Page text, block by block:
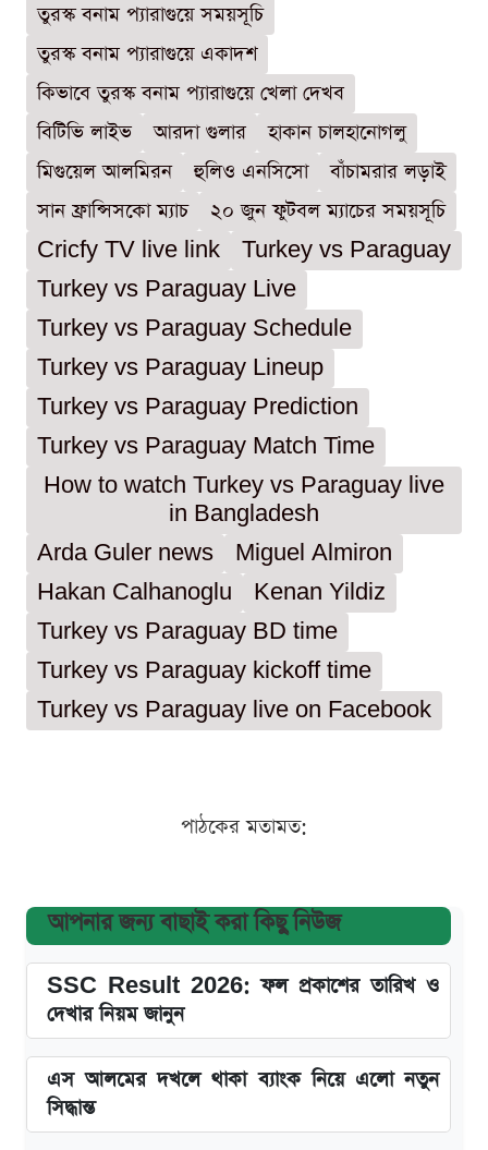
তুরস্ক বনাম প্যারাগুয়ে সময়সূচি
তুরস্ক বনাম প্যারাগুয়ে একাদশ
কিভাবে তুরস্ক বনাম প্যারাগুয়ে খেলা দেখব
বিটিভি লাইভ
আরদা গুলার
হাকান চালহানোগলু
মিগুয়েল আলমিরন
হুলিও এনসিসো
বাঁচামরার লড়াই
সান ফ্রান্সিসকো ম্যাচ
২০ জুন ফুটবল ম্যাচের সময়সূচি
Cricfy TV live link
Turkey vs Paraguay
Turkey vs Paraguay Live
Turkey vs Paraguay Schedule
Turkey vs Paraguay Lineup
Turkey vs Paraguay Prediction
Turkey vs Paraguay Match Time
How to watch Turkey vs Paraguay live
in Bangladesh
Arda Guler news
Miguel Almiron
Hakan Calhanoglu
Kenan Yildiz
Turkey vs Paraguay BD time
Turkey vs Paraguay kickoff time
Turkey vs Paraguay live on Facebook
পাঠকের মতামত:
আপনার জন্য বাছাই করা কিছু নিউজ
SSC Result 2026: ফল প্রকাশের তারিখ ও
দেখার নিয়ম জানুন
এস আলমের দখলে থাকা ব্যাংক নিয়ে এলো নতুন
সিদ্ধান্ত